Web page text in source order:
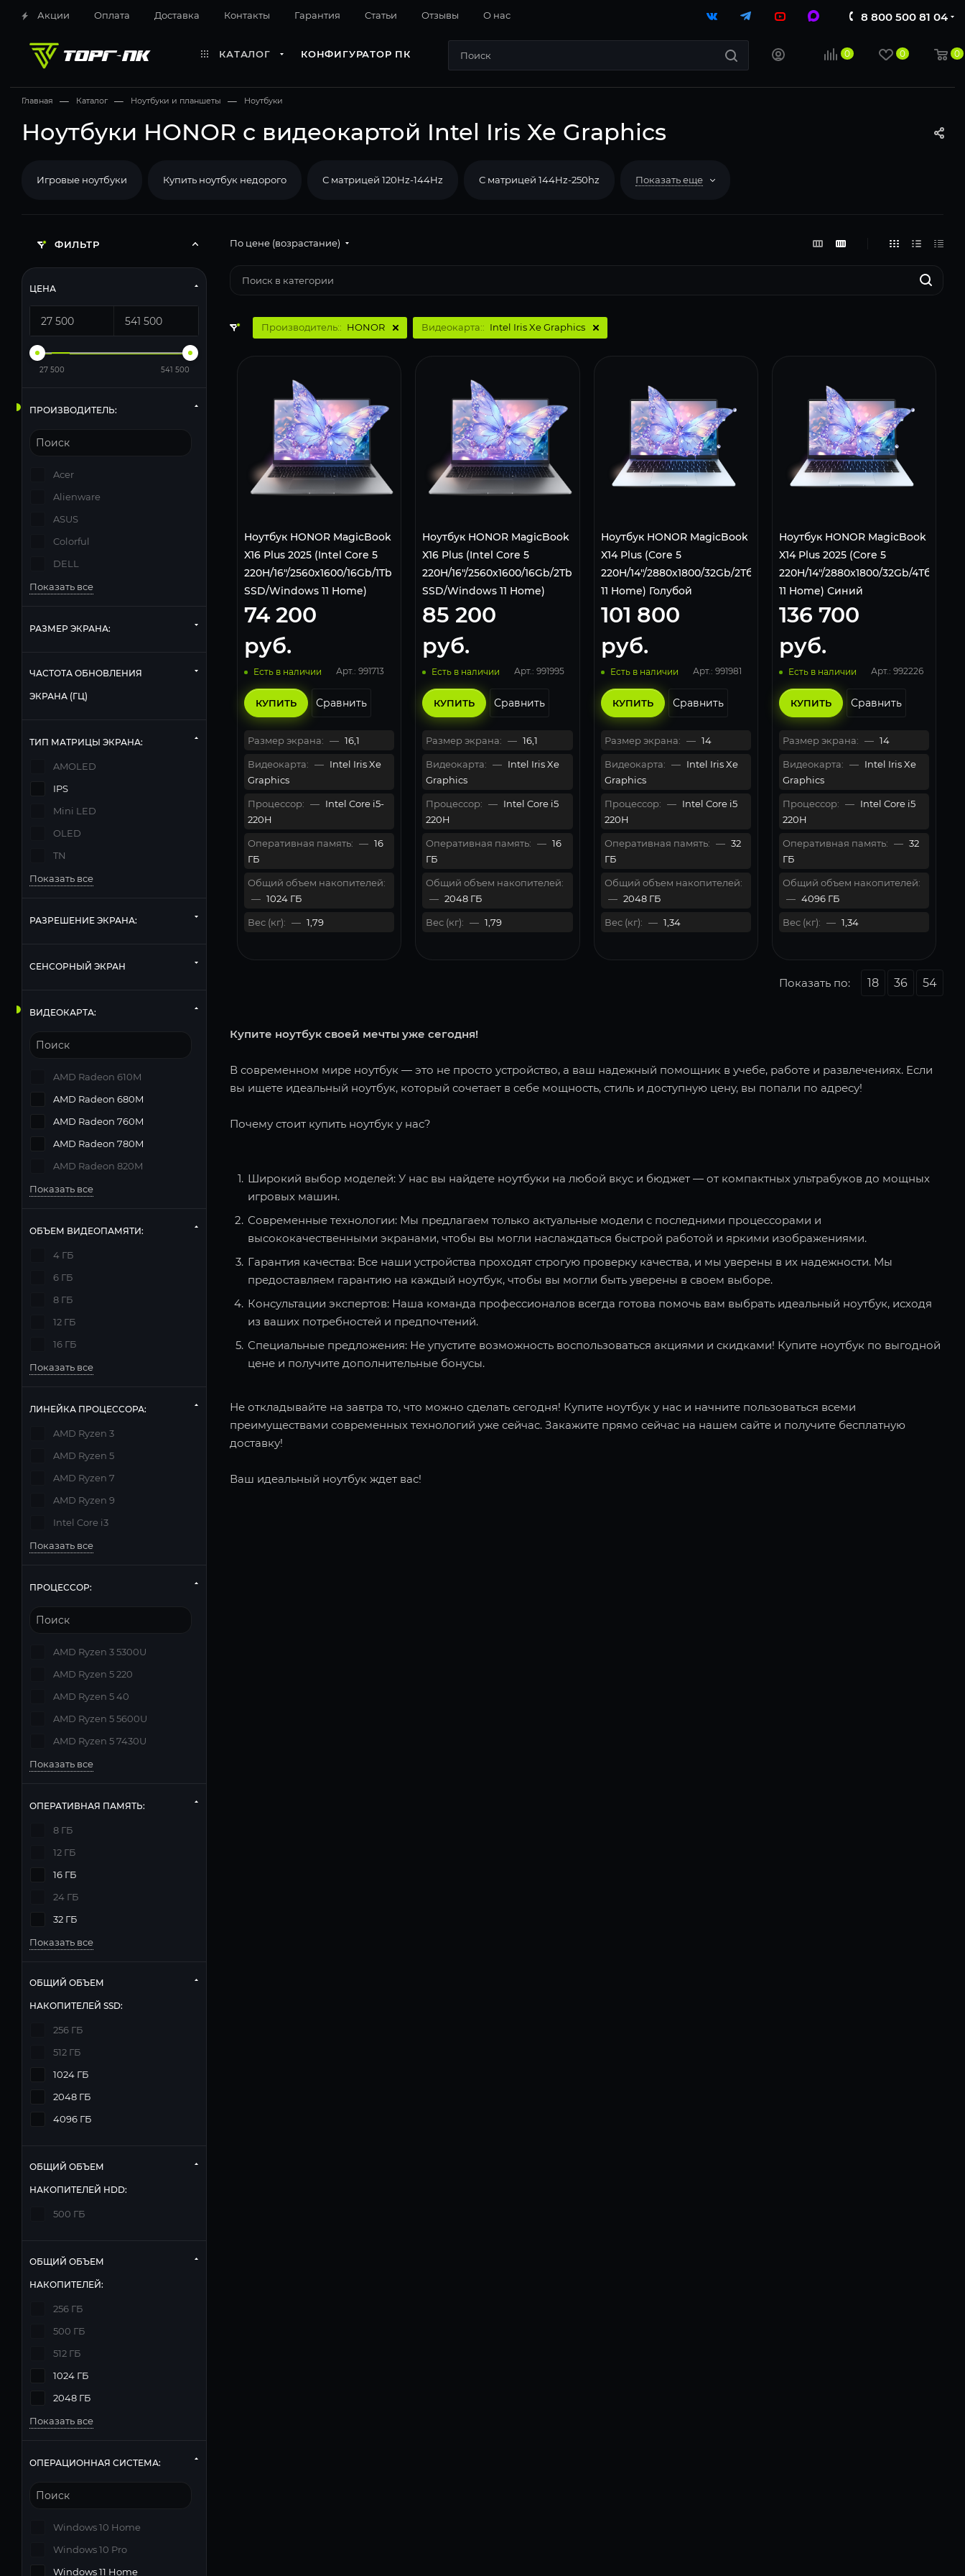
Акции Оплата Доставка Контакты Гарантия Cтатьи Отзывы О нас 8 800 500 81 04
КАТАЛОГ КОНФИГУРАТОР ПК 0 0 0
Главная — Каталог — Ноутбуки и планшеты — Ноутбуки
Ноутбуки HONOR с видеокартой Intel Iris Xe Graphics
Игровые ноутбуки Купить ноутбук недорого С матрицей 120Hz-144Hz С матрицей 144Hz-250hz Показать еще
По цене (возрастание)
Производитель:: HONOR Видеокарта:: Intel Iris Xe Graphics
Ноутбук HONOR MagicBook
X16 Plus 2025 (Intel Core 5
220H/16"/2560x1600/16Gb/1Tb
SSD/Windows 11 Home)
Серый 5301ALYM
74 200
руб.
Есть в наличии Арт.: 991713
КУПИТЬ Сравнить
Размер экрана: — 16,1
Видеокарта: — Intel Iris Xe
Graphics
Процессор: — Intel Core i5-
220H
Оперативная память: — 16
ГБ
Общий объем накопителей:
— 1024 ГБ
Вес (кг): — 1,79
Ноутбук HONOR MagicBook
X16 Plus (Intel Core 5
220H/16"/2560x1600/16Gb/2Tb
SSD/Windows 11 Home)
Серый 5301ALYM
85 200
руб.
Есть в наличии Арт.: 991995
КУПИТЬ Сравнить
Размер экрана: — 16,1
Видеокарта: — Intel Iris Xe
Graphics
Процессор: — Intel Core i5
220H
Оперативная память: — 16
ГБ
Общий объем накопителей:
— 2048 ГБ
Вес (кг): — 1,79
Ноутбук HONOR MagicBook
X14 Plus (Core 5
220H/14"/2880x1800/32Gb/2Тб/Win
11 Home) Голубой
101 800
руб.
Есть в наличии Арт.: 991981
КУПИТЬ Сравнить
Размер экрана: — 14
Видеокарта: — Intel Iris Xe
Graphics
Процессор: — Intel Core i5
220H
Оперативная память: — 32
ГБ
Общий объем накопителей:
— 2048 ГБ
Вес (кг): — 1,34
Ноутбук HONOR MagicBook
X14 Plus 2025 (Core 5
220H/14"/2880x1800/32Gb/4Тб/Win
11 Home) Синий
136 700
руб.
Есть в наличии Арт.: 992226
КУПИТЬ Сравнить
Размер экрана: — 14
Видеокарта: — Intel Iris Xe
Graphics
Процессор: — Intel Core i5
220H
Оперативная память: — 32
ГБ
Общий объем накопителей:
— 4096 ГБ
Вес (кг): — 1,34
Показать по: 18 36 54
Купите ноутбук своей мечты уже сегодня!
В современном мире ноутбук — это не просто устройство, а ваш надежный помощник в учебе, работе и развлечениях. Если
вы ищете идеальный ноутбук, который сочетает в себе мощность, стиль и доступную цену, вы попали по адресу!
Почему стоит купить ноутбук у нас?
Широкий выбор моделей: У нас вы найдете ноутбуки на любой вкус и бюджет — от компактных ультрабуков до мощных
игровых машин.
Современные технологии: Мы предлагаем только актуальные модели с последними процессорами и
высококачественными экранами, чтобы вы могли наслаждаться быстрой работой и яркими изображениями.
Гарантия качества: Все наши устройства проходят строгую проверку качества, и мы уверены в их надежности. Мы
предоставляем гарантию на каждый ноутбук, чтобы вы могли быть уверены в своем выборе.
Консультации экспертов: Наша команда профессионалов всегда готова помочь вам выбрать идеальный ноутбук, исходя
из ваших потребностей и предпочтений.
Специальные предложения: Не упустите возможность воспользоваться акциями и скидками! Купите ноутбук по выгодной
цене и получите дополнительные бонусы.
Не откладывайте на завтра то, что можно сделать сегодня! Купите ноутбук у нас и начните пользоваться всеми
преимуществами современных технологий уже сейчас. Закажите прямо сейчас на нашем сайте и получите бесплатную
доставку!
Ваш идеальный ноутбук ждет вас!
ФИЛЬТР
ЦЕНА
27 500 541 500
ПРОИЗВОДИТЕЛЬ:
Acer
Alienware
ASUS
Colorful
DELL
Показать все
РАЗМЕР ЭКРАНА:
ЧАСТОТА ОБНОВЛЕНИЯ
ЭКРАНА (ГЦ)
ТИП МАТРИЦЫ ЭКРАНА:
AMOLED
IPS
Mini LED
OLED
TN
Показать все
РАЗРЕШЕНИЕ ЭКРАНА:
СЕНСОРНЫЙ ЭКРАН
ВИДЕОКАРТА:
AMD Radeon 610M
AMD Radeon 680M
AMD Radeon 760M
AMD Radeon 780M
AMD Radeon 820M
Показать все
ОБЪЕМ ВИДЕОПАМЯТИ:
4 ГБ
6 ГБ
8 ГБ
12 ГБ
16 ГБ
Показать все
ЛИНЕЙКА ПРОЦЕССОРА:
AMD Ryzen 3
AMD Ryzen 5
AMD Ryzen 7
AMD Ryzen 9
Intel Core i3
Показать все
ПРОЦЕССОР:
AMD Ryzen 3 5300U
AMD Ryzen 5 220
AMD Ryzen 5 40
AMD Ryzen 5 5600U
AMD Ryzen 5 7430U
Показать все
ОПЕРАТИВНАЯ ПАМЯТЬ:
8 ГБ
12 ГБ
16 ГБ
24 ГБ
32 ГБ
Показать все
ОБЩИЙ ОБЪЕМ
НАКОПИТЕЛЕЙ SSD:
256 ГБ
512 ГБ
1024 ГБ
2048 ГБ
4096 ГБ
ОБЩИЙ ОБЪЕМ
НАКОПИТЕЛЕЙ HDD:
500 ГБ
ОБЩИЙ ОБЪЕМ
НАКОПИТЕЛЕЙ:
256 ГБ
500 ГБ
512 ГБ
1024 ГБ
2048 ГБ
Показать все
ОПЕРАЦИОННАЯ СИСТЕМА:
Windows 10 Home
Windows 10 Pro
Windows 11 Home